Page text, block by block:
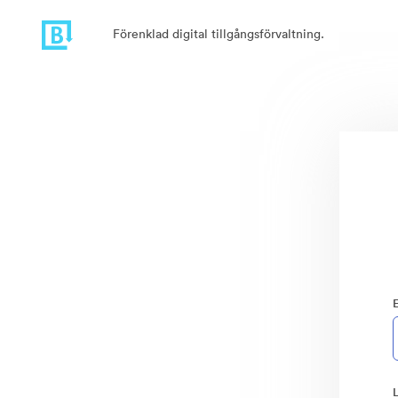
Förenklad digital tillgångsförvaltning.